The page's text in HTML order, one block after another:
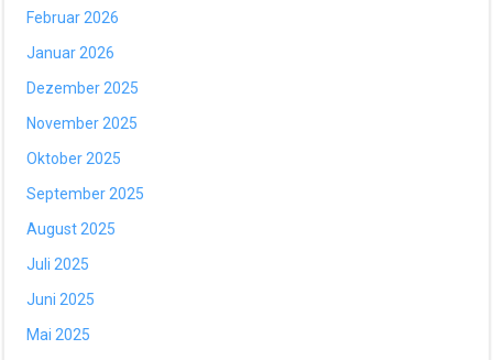
Februar 2026
Januar 2026
Dezember 2025
November 2025
Oktober 2025
September 2025
August 2025
Juli 2025
Juni 2025
Mai 2025